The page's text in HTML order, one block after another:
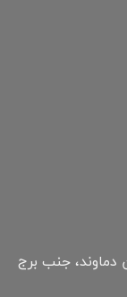
دماوند، جنب برج